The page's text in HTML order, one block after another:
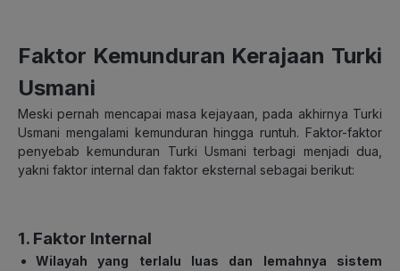
Faktor Kemunduran Kerajaan Turki
Usmani
Meski pernah mencapai masa kejayaan, pada akhirnya Turki
Usmani mengalami kemunduran hingga runtuh. Faktor-faktor
penyebab kemunduran Turki Usmani terbagi menjadi dua,
yakni faktor internal dan faktor eksternal sebagai berikut:
1. Faktor Internal
Wilayah yang terlalu luas dan lemahnya sistem